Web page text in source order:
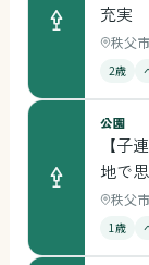
充実
秩父市
2歳
公園
【子
地で
秩父市
1歳